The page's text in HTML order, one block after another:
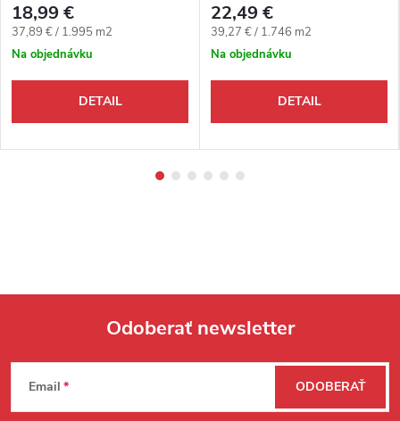
18,99 €
Jednotková cena:
37,89 € / 1.995 m2
Na objednávku
DETAIL
22,49 €
Jednotková cena:
39,27 € / 1.746 m2
Na objednávku
DETAIL
Zápätie
Odoberať newsletter
Email ODOBERAŤ